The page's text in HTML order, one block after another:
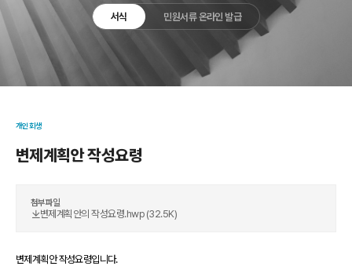
서식 민원서류 온라인 발급
개인회생
변제계획안 작성요령
첨부파일
변제계획안의 작성요령.hwp (32.5K)
변제계획안 작성요령입니다.